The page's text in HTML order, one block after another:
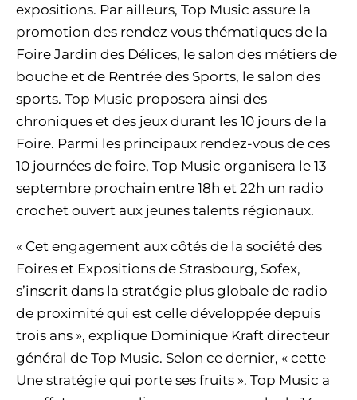
expositions. Par ailleurs, Top Music assure la
promotion des rendez vous thématiques de la
Foire Jardin des Délices, le salon des métiers de
bouche et de Rentrée des Sports, le salon des
sports. Top Music proposera ainsi des
chroniques et des jeux durant les 10 jours de la
Foire. Parmi les principaux rendez-vous de ces
10 journées de foire, Top Music organisera le 13
septembre prochain entre 18h et 22h un radio
crochet ouvert aux jeunes talents régionaux.
« Cet engagement aux côtés de la société des
Foires et Expositions de Strasbourg, Sofex,
s’inscrit dans la stratégie plus globale de radio
de proximité qui est celle développée depuis
trois ans », explique Dominique Kraft directeur
général de Top Music. Selon ce dernier, « cette
Une stratégie qui porte ses fruits ». Top Music a